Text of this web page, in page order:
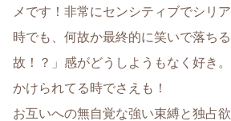
メです！非常にセンシティブでシリ
時でも、何故か最終的に笑いで落ち
故！？」感がどうしようもなく好き
かけられてる時でさえも！
お互いへの無自覚な強い束縛と独占